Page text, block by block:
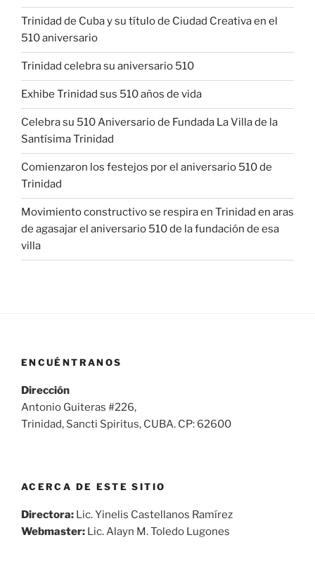
Trinidad de Cuba y su título de Ciudad Creativa en el
510 aniversario
Trinidad celebra su aniversario 510
Exhibe Trinidad sus 510 años de vida
Celebra su 510 Aniversario de Fundada La Villa de la
Santísima Trinidad
Comienzaron los festejos por el aniversario 510 de
Trinidad
Movimiento constructivo se respira en Trinidad en aras
de agasajar el aniversario 510 de la fundación de esa
villa
ENCUÉNTRANOS
Dirección
Antonio Guiteras #226,
Trinidad, Sancti Spiritus, CUBA. CP: 62600
ACERCA DE ESTE SITIO
Directora: Lic. Yinelis Castellanos Ramírez
Webmaster: Lic. Alayn M. Toledo Lugones